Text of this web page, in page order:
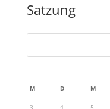
Satzung
M D M
3
4 5